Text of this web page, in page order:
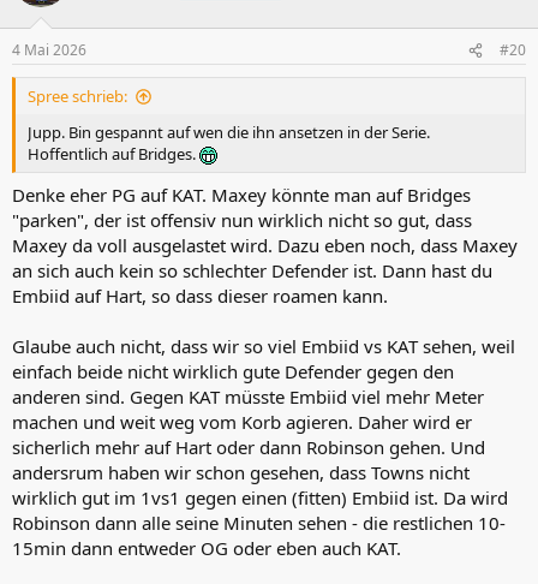
4 Mai 2026 #20
Spree schrieb:
Jupp. Bin gespannt auf wen die ihn ansetzen in der Serie.
Hoffentlich auf Bridges.
Denke eher PG auf KAT. Maxey könnte man auf Bridges
"parken", der ist offensiv nun wirklich nicht so gut, dass
Maxey da voll ausgelastet wird. Dazu eben noch, dass Maxey
an sich auch kein so schlechter Defender ist. Dann hast du
Embiid auf Hart, so dass dieser roamen kann.
Glaube auch nicht, dass wir so viel Embiid vs KAT sehen, weil
einfach beide nicht wirklich gute Defender gegen den
anderen sind. Gegen KAT müsste Embiid viel mehr Meter
machen und weit weg vom Korb agieren. Daher wird er
sicherlich mehr auf Hart oder dann Robinson gehen. Und
andersrum haben wir schon gesehen, dass Towns nicht
wirklich gut im 1vs1 gegen einen (fitten) Embiid ist. Da wird
Robinson dann alle seine Minuten sehen - die restlichen 10-
15min dann entweder OG oder eben auch KAT.